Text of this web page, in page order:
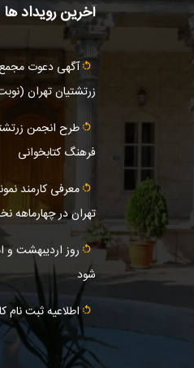
آخرین رویداد ها
آگهى دعوت مجمع
زرتشتيان تهران
طرح انجمن
فرهنگ کتابخوانی
معرفی کارمند
تهران در چهارماهه
روز اردیبهشت و
شود
اطلاعیه ثبت‌ نام